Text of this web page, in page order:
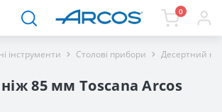
0
інструменти Столові прибори Десертний
85 мм Toscana Arcos